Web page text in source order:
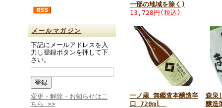
メールマガジン
下記にメールアドレスを入
力し登録ボタンを押して下
さい。
変更・解除・お知らせはこ
ちら >>
一部の地域を除く)
13,728円(税込)
一ノ蔵 無鑑査本醸造辛
口 720ml
森泉
醸造